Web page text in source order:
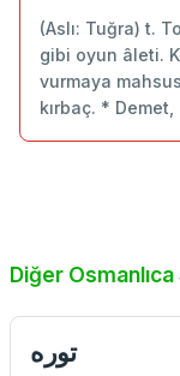
(Aslı: Tuğra) t.
gibi oyun âleti.
vurmaya
kırbaç. *
Diğer
توره